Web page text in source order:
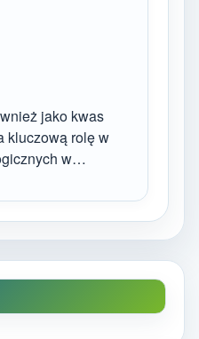
jako kwas
kluczową rolę w
w…